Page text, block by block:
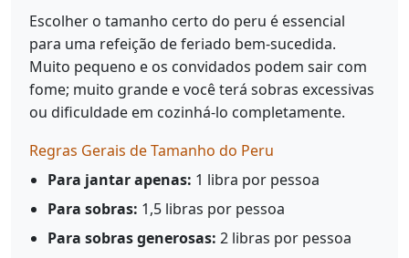
Escolher o tamanho certo do peru é essencial
para uma refeição de feriado bem-sucedida.
Muito pequeno e os convidados podem sair com
fome; muito grande e você terá sobras excessivas
ou dificuldade em cozinhá-lo completamente.
Regras Gerais de Tamanho do Peru
Para jantar apenas: 1 libra por pessoa
Para sobras: 1,5 libras por pessoa
Para sobras generosas: 2 libras por pessoa